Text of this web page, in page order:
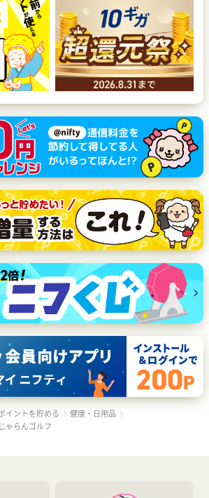
イントを貯める
健康・日用品
じゃらんゴルフ